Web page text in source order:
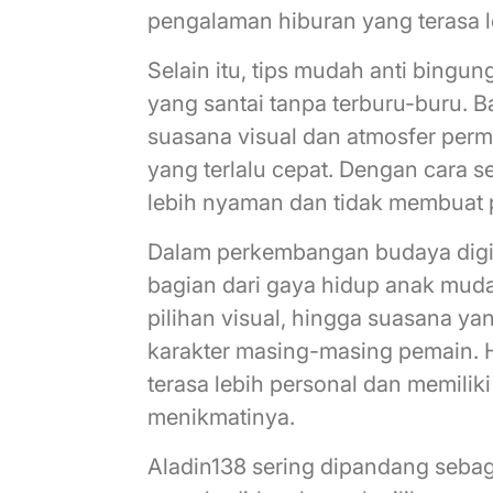
pengalaman hiburan yang terasa
Selain itu, tips mudah anti
yang santai tanpa terburu-buru.
suasana visual dan atmosfer
yang terlalu cepat. Dengan cara
lebih nyaman dan tidak membuat
Dalam perkembangan budaya
bagian dari gaya hidup anak
pilihan visual, hingga suasana
karakter masing-masing pemain.
terasa lebih personal dan
menikmatinya.
Aladin138 sering dipandang